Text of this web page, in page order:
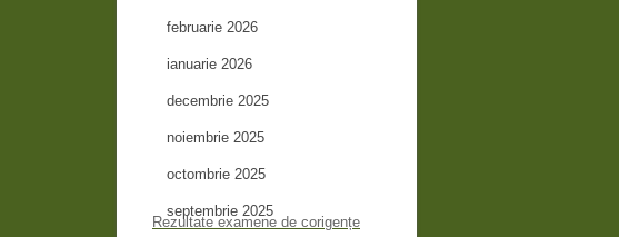
Rezultate examene de corigențe
februarie 2026
ianuarie 2026
decembrie 2025
noiembrie 2025
octombrie 2025
septembrie 2025